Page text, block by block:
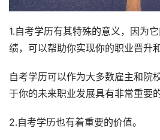
1.自考学历有其特殊的意义，因为
绩，可以帮助你实现你的职业晋升
自考学历可以作为大多数雇主和院
于你的未来职业发展具有非常重要的
2.自考学历也有着重要的价值。